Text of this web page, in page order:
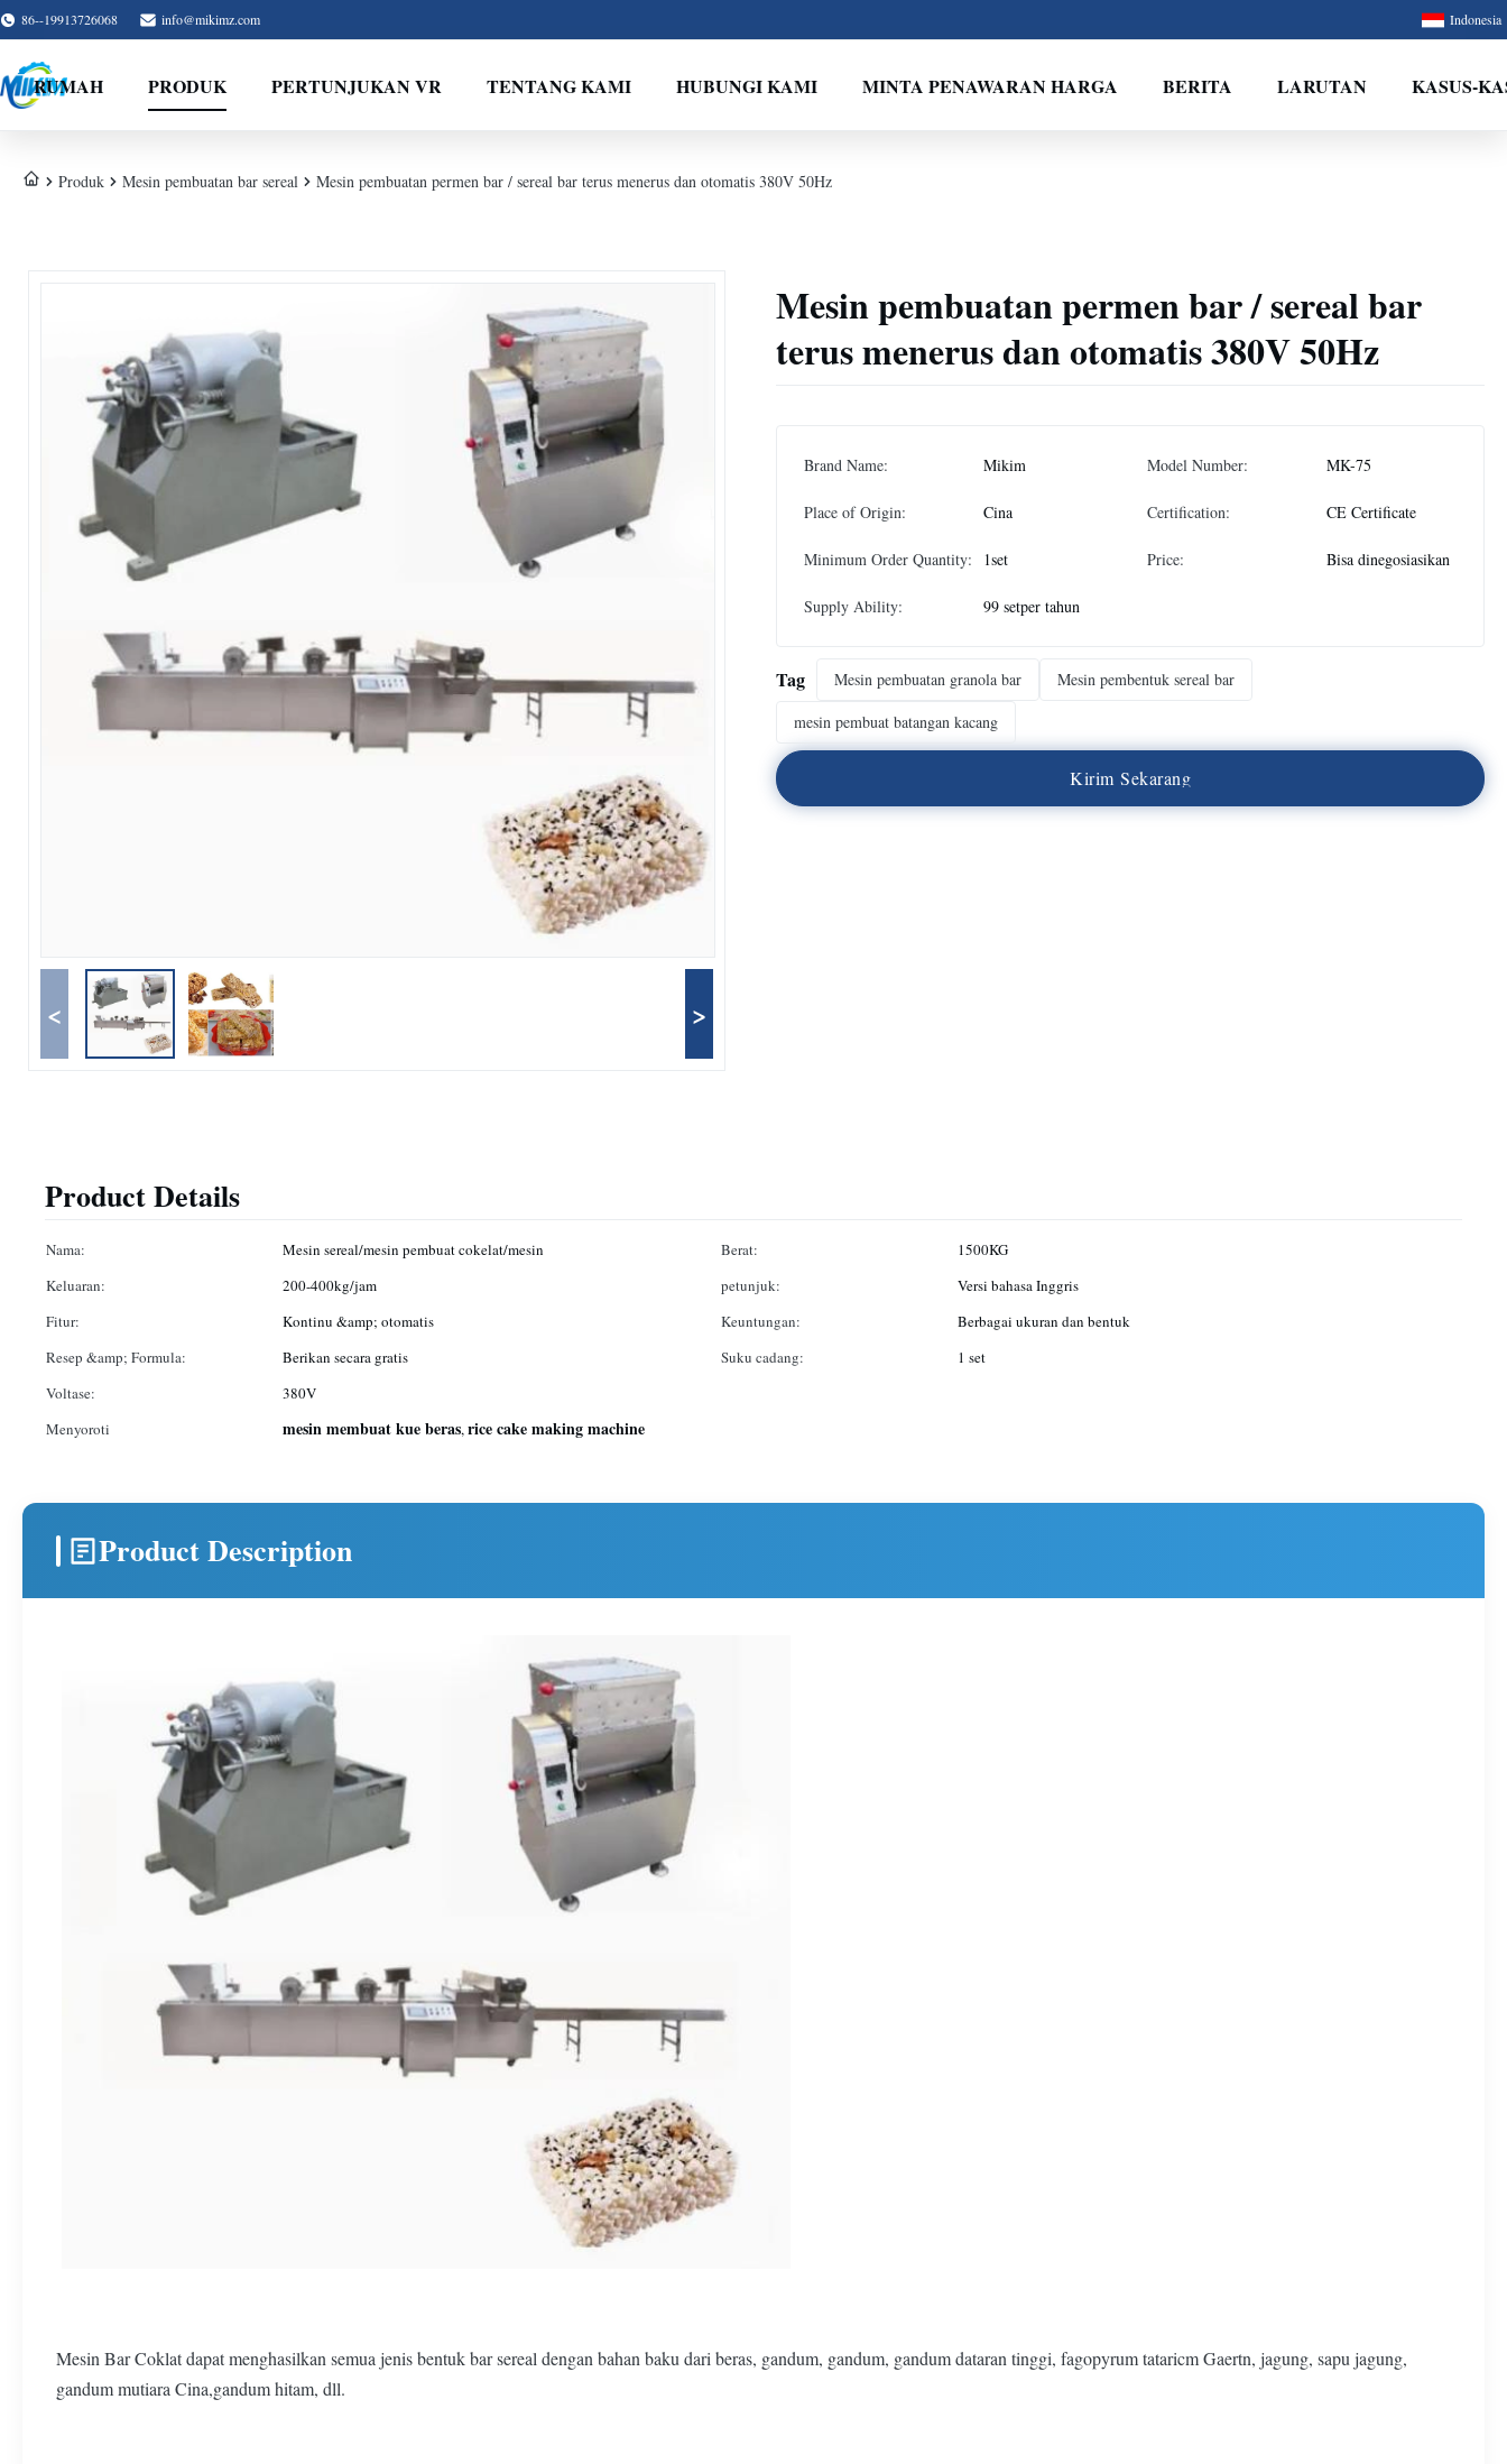
86--19913726068 info@mikimz.com Indonesia
RUMAH PRODUK PERTUNJUKAN VR TENTANG KAMI HUBUNGI KAMI MINTA PENAWARAN HARGA BERITA LARUTAN KASUS-
Produk Mesin pembuatan bar sereal Mesin pembuatan permen bar / sereal bar terus menerus dan otomatis 380V 50Hz
< >
Mesin pembuatan permen bar / sereal bar
terus menerus dan otomatis 380V 50Hz
Brand Name: Mikim Model Number: MK-75
Place of Origin: Cina Certification: CE Certificate
Minimum Order Quantity: 1set Price: Bisa dinegosiasikan
Supply Ability: 99 setper tahun
Tag Mesin pembuatan granola bar
Mesin pembentuk sereal bar
mesin pembuat batangan kacang
Kirim Sekarang
Product Details
Nama: Mesin sereal/mesin pembuat cokelat/mesin Berat:
1500KG
Keluaran:
200-400kg/jam petunjuk:
Versi bahasa Inggris
Fitur:
Kontinu &amp; otomatis Keuntungan:
Berbagai ukuran dan bentuk
Resep &amp; Formula:
Berikan secara gratis Suku cadang:
1 set
Voltase:
380V
Menyoroti
mesin membuat kue beras,rice cake making machine
Product Description
Mesin Bar Coklat dapat menghasilkan semua jenis bentuk bar sereal dengan bahan baku dari beras, gandum, gandum, gandum dataran tinggi, fagopyrum tataricm Gaertn, jagung, sapu jagung,
gandum mutiara Cina,gandum hitam, dll.